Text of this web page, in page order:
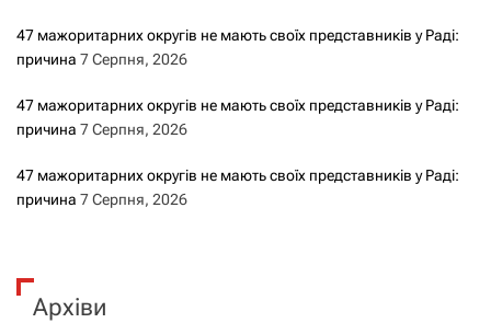
47 мажоритарних округів не мають своїх представників у Раді:
причина 7 Серпня, 2026
47 мажоритарних округів не мають своїх представників у Раді:
причина 7 Серпня, 2026
47 мажоритарних округів не мають своїх представників у Раді:
причина 7 Серпня, 2026
Архіви